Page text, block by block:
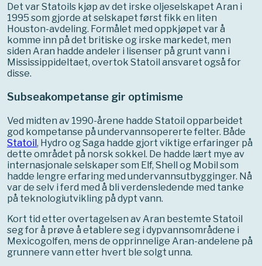
Det var Statoils kjøp av det irske oljeselskapet Aran i
1995 som gjorde at selskapet først fikk en liten
Houston-avdeling. Formålet med oppkjøpet var å
komme inn på det britiske og irske markedet, men
siden Aran hadde andeler i lisenser på grunt vann i
Mississippideltaet, overtok Statoil ansvaret også for
disse.
Subseakompetanse gir optimisme
Ved midten av 1990-årene hadde Statoil opparbeidet
god kompetanse på undervannsopererte felter. Både
Statoil, Hydro og Saga hadde gjort viktige erfaringer på
dette området på norsk sokkel. De hadde lært mye av
internasjonale selskaper som Elf, Shell og Mobil som
hadde lengre erfaring med undervannsutbygginger. Nå
var de selv i ferd med å bli verdensledende med tanke
på teknologiutvikling på dypt vann.
Kort tid etter overtagelsen av Aran bestemte Statoil
seg for å prøve å etablere seg i dypvannsområdene i
Mexicogolfen, mens de opprinnelige Aran-andelene på
grunnere vann etter hvert ble solgt unna.